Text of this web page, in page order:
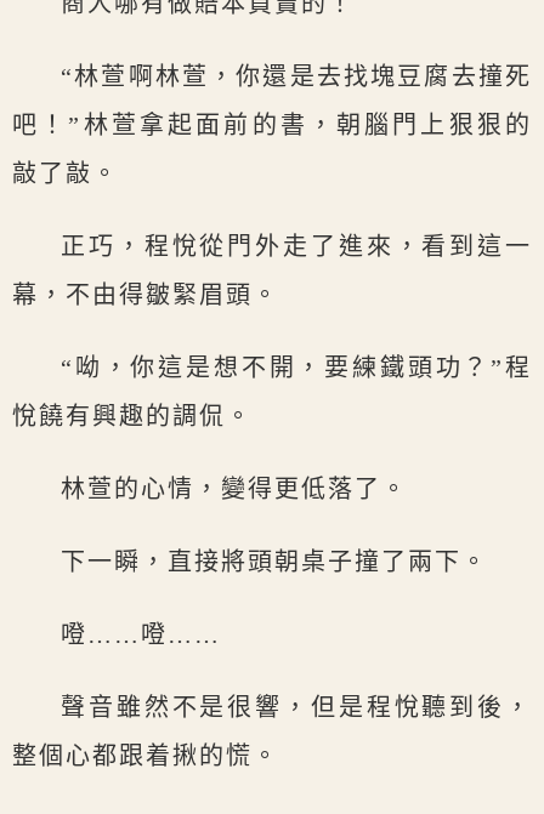
“林萱啊林萱，你還是去找塊豆腐去撞死
吧！”林萱拿起面前的書，朝腦門上狠狠的
敲了敲。
正巧，程悅從門外走了進來，看到這一
幕，不由得皺緊眉頭。
“呦，你這是想不開，要練鐵頭功？”程
悅饒有興趣的調侃。
林萱的心情，變得更低落了。
下一瞬，直接將頭朝桌子撞了兩下。
噔……噔……
聲音雖然不是很響，但是程悅聽到後，
整個心都跟着揪的慌。